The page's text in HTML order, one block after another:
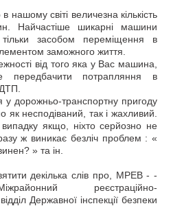
світі величезна кількість
Найчастіше шикарні машини
засобом переміщення в
заможного життя.
від того яка у Вас машина,
потрапляння в
дорожньо-транспортну пригоду
несподіваний, так і жахливий.
випадку якщо, ніхто серйозно не
ж виникає безліч проблем : «
» та ін.
декілька слів про, МРЕВ - -
реєстраційно-
Державної інспекції безпеки